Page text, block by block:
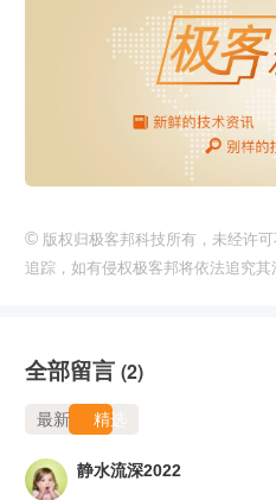
© 版权归极客邦科技所有，未经许
追踪，如有侵权极客邦将依法追究其
全部留言 (2)
最新 精选
静水流深2022